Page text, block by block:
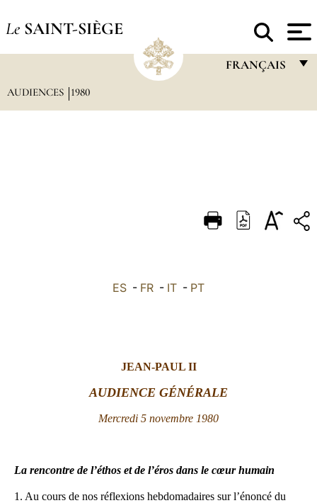
Le SAINT-SIÈGE
FRANÇAIS
DEUTSCH
AUDIENCES 1980
ES - FR - IT - PT
JEAN-PAUL II
AUDIENCE GÉNÉRALE
Mercredi 5 novembre 1980
La rencontre de l’éthos et de l’éros dans le cœur humain
1. Au cours de nos réflexions hebdomadaires sur l’énoncé du